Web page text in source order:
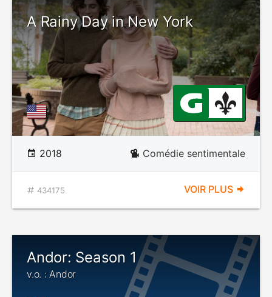
A Rainy Day in New York
2018 Comédie sentimentale
434175 VOIR PLUS
Andor: Season 1
v.o. : Andor